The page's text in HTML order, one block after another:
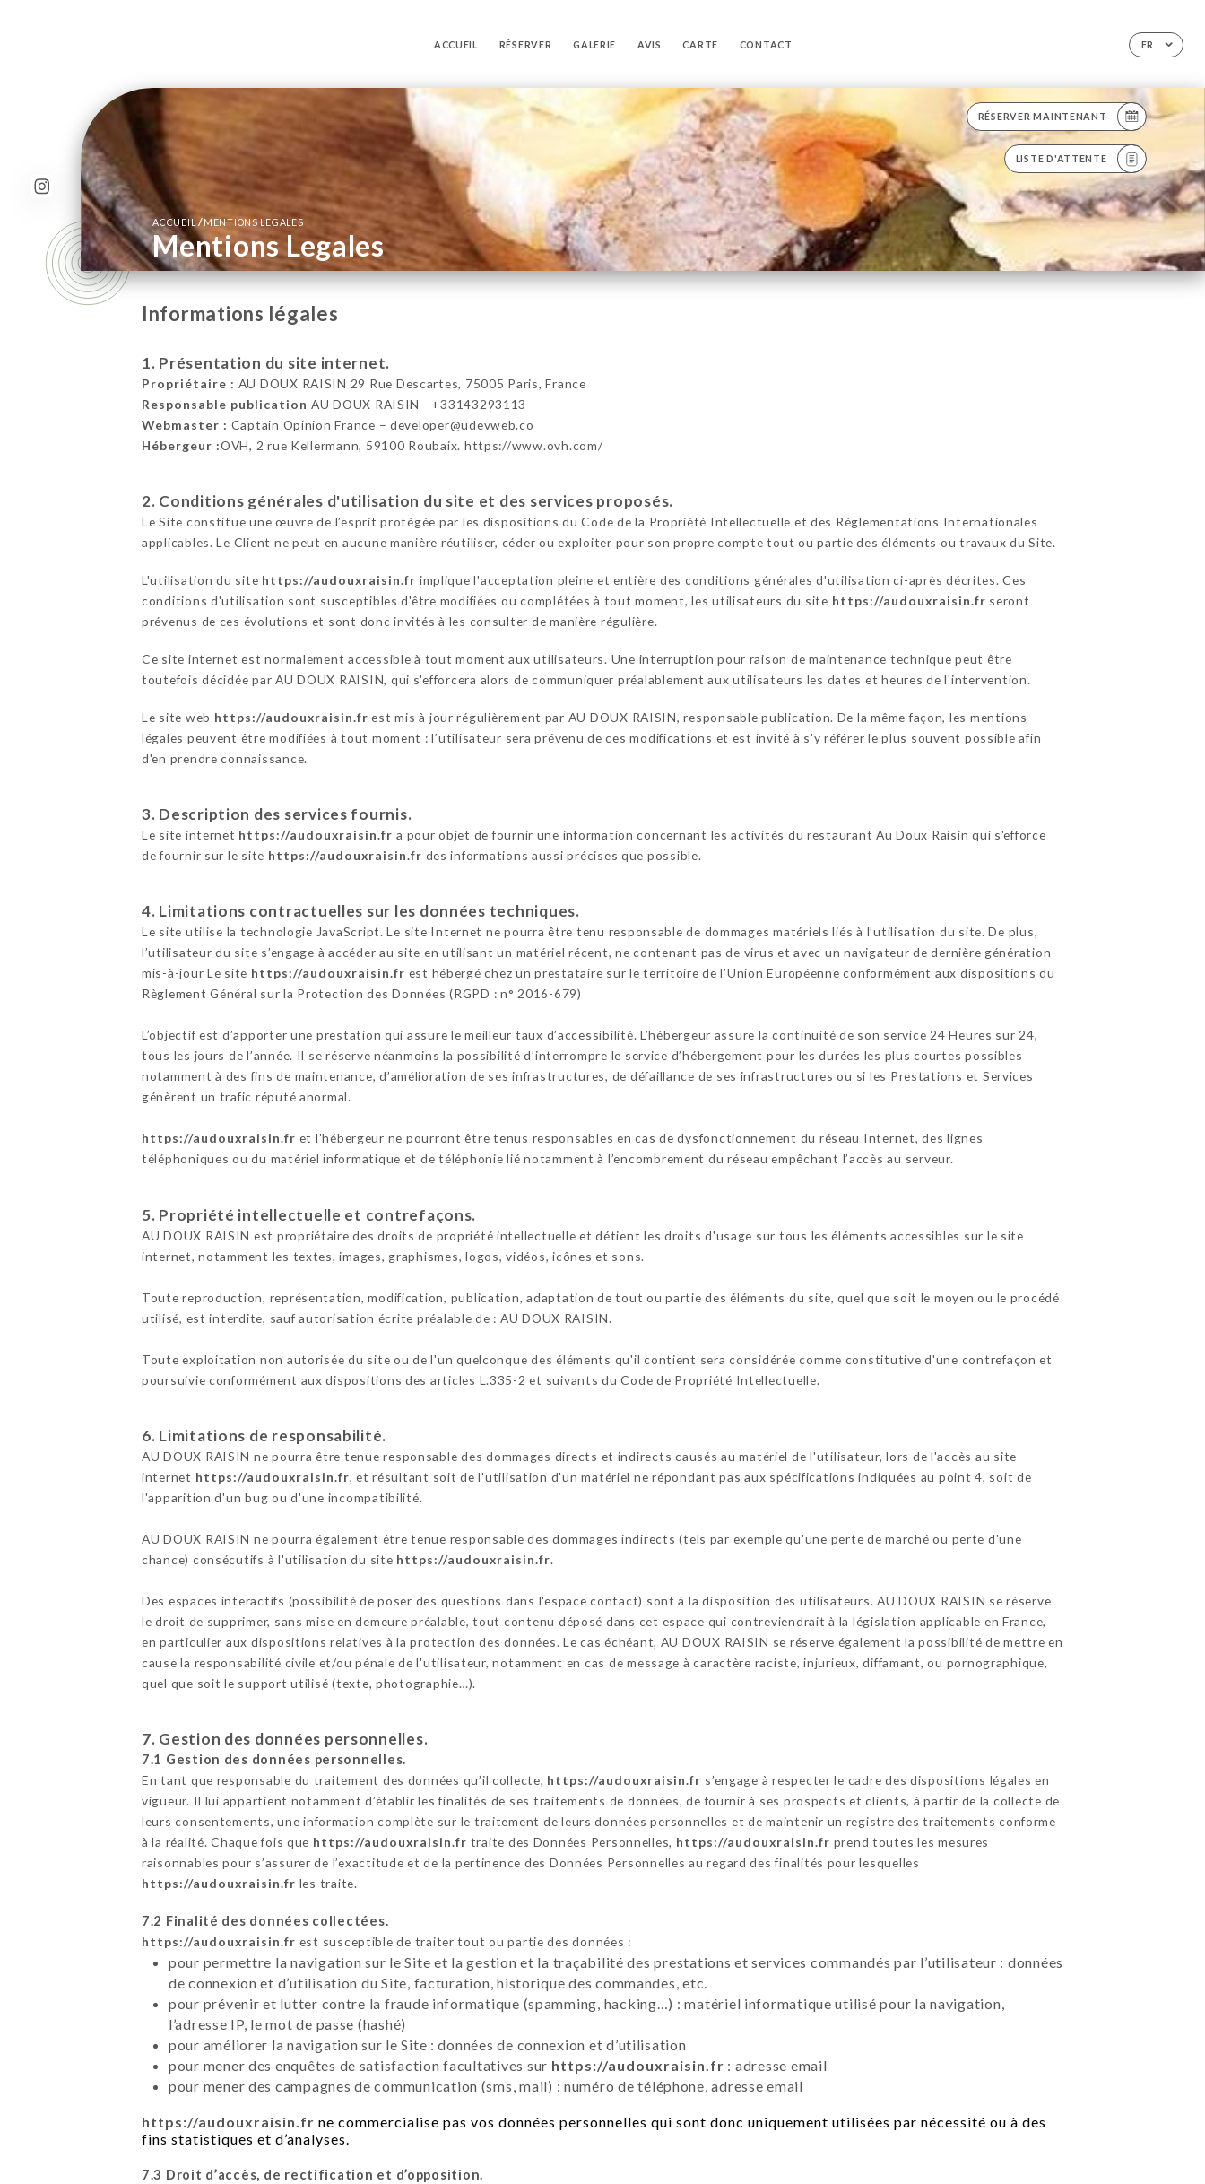
FR
ACCUEIL RÉSERVER GALERIE AVIS CARTE CONTACT
RÉSERVER MAINTENANT
LISTE D'ATTENTE
ACCUEIL/ MENTIONS LEGALES
Mentions Legales
Informations légales
1. Présentation du site internet.
Propriétaire : AU DOUX RAISIN 29 Rue Descartes, 75005 Paris, France
Responsable publication AU DOUX RAISIN - +33143293113
Webmaster : Captain Opinion France – developer@udevweb.co
Hébergeur :OVH, 2 rue Kellermann, 59100 Roubaix. https://www.ovh.com/
2. Conditions générales d'utilisation du site et des services proposés.
Le Site constitue une œuvre de l’esprit protégée par les dispositions du Code de la Propriété Intellectuelle et des Réglementations Internationales
applicables. Le Client ne peut en aucune manière réutiliser, céder ou exploiter pour son propre compte tout ou partie des éléments ou travaux du Site.
L'utilisation du site https://audouxraisin.fr implique l'acceptation pleine et entière des conditions générales d'utilisation ci-après décrites. Ces
conditions d'utilisation sont susceptibles d'être modifiées ou complétées à tout moment, les utilisateurs du site https://audouxraisin.fr seront
prévenus de ces évolutions et sont donc invités à les consulter de manière régulière.
Ce site internet est normalement accessible à tout moment aux utilisateurs. Une interruption pour raison de maintenance technique peut être
toutefois décidée par AU DOUX RAISIN, qui s'efforcera alors de communiquer préalablement aux utilisateurs les dates et heures de l'intervention.
Le site web https://audouxraisin.fr est mis à jour régulièrement par AU DOUX RAISIN, responsable publication. De la même façon, les mentions
légales peuvent être modifiées à tout moment : l’utilisateur sera prévenu de ces modifications et est invité à s'y référer le plus souvent possible afin
d'en prendre connaissance.
3. Description des services fournis.
Le site internet https://audouxraisin.fr a pour objet de fournir une information concernant les activités du restaurant Au Doux Raisin qui s'efforce
de fournir sur le site https://audouxraisin.fr des informations aussi précises que possible.
4. Limitations contractuelles sur les données techniques.
Le site utilise la technologie JavaScript. Le site Internet ne pourra être tenu responsable de dommages matériels liés à l’utilisation du site. De plus,
l’utilisateur du site s’engage à accéder au site en utilisant un matériel récent, ne contenant pas de virus et avec un navigateur de dernière génération
mis-à-jour Le site https://audouxraisin.fr est hébergé chez un prestataire sur le territoire de l’Union Européenne conformément aux dispositions du
Règlement Général sur la Protection des Données (RGPD : n° 2016-679)
L’objectif est d’apporter une prestation qui assure le meilleur taux d’accessibilité. L’hébergeur assure la continuité de son service 24 Heures sur 24,
tous les jours de l’année. Il se réserve néanmoins la possibilité d’interrompre le service d’hébergement pour les durées les plus courtes possibles
notamment à des fins de maintenance, d’amélioration de ses infrastructures, de défaillance de ses infrastructures ou si les Prestations et Services
génèrent un trafic réputé anormal.
https://audouxraisin.fr et l’hébergeur ne pourront être tenus responsables en cas de dysfonctionnement du réseau Internet, des lignes
téléphoniques ou du matériel informatique et de téléphonie lié notamment à l’encombrement du réseau empêchant l’accès au serveur.
5. Propriété intellectuelle et contrefaçons.
AU DOUX RAISIN est propriétaire des droits de propriété intellectuelle et détient les droits d'usage sur tous les éléments accessibles sur le site
internet, notamment les textes, images, graphismes, logos, vidéos, icônes et sons.
Toute reproduction, représentation, modification, publication, adaptation de tout ou partie des éléments du site, quel que soit le moyen ou le procédé
utilisé, est interdite, sauf autorisation écrite préalable de : AU DOUX RAISIN.
Toute exploitation non autorisée du site ou de l'un quelconque des éléments qu'il contient sera considérée comme constitutive d'une contrefaçon et
poursuivie conformément aux dispositions des articles L.335-2 et suivants du Code de Propriété Intellectuelle.
6. Limitations de responsabilité.
AU DOUX RAISIN ne pourra être tenue responsable des dommages directs et indirects causés au matériel de l'utilisateur, lors de l'accès au site
internet https://audouxraisin.fr, et résultant soit de l'utilisation d'un matériel ne répondant pas aux spécifications indiquées au point 4, soit de
l'apparition d'un bug ou d'une incompatibilité.
AU DOUX RAISIN ne pourra également être tenue responsable des dommages indirects (tels par exemple qu'une perte de marché ou perte d'une
chance) consécutifs à l'utilisation du site https://audouxraisin.fr.
Des espaces interactifs (possibilité de poser des questions dans l'espace contact) sont à la disposition des utilisateurs. AU DOUX RAISIN se réserve
le droit de supprimer, sans mise en demeure préalable, tout contenu déposé dans cet espace qui contreviendrait à la législation applicable en France,
en particulier aux dispositions relatives à la protection des données. Le cas échéant, AU DOUX RAISIN se réserve également la possibilité de mettre en
cause la responsabilité civile et/ou pénale de l'utilisateur, notamment en cas de message à caractère raciste, injurieux, diffamant, ou pornographique,
quel que soit le support utilisé (texte, photographie…).
7. Gestion des données personnelles.
7.1 Gestion des données personnelles.
En tant que responsable du traitement des données qu’il collecte, https://audouxraisin.fr s’engage à respecter le cadre des dispositions légales en
vigueur. Il lui appartient notamment d’établir les finalités de ses traitements de données, de fournir à ses prospects et clients, à partir de la collecte de
leurs consentements, une information complète sur le traitement de leurs données personnelles et de maintenir un registre des traitements conforme
à la réalité. Chaque fois que https://audouxraisin.fr traite des Données Personnelles, https://audouxraisin.fr prend toutes les mesures
raisonnables pour s’assurer de l’exactitude et de la pertinence des Données Personnelles au regard des finalités pour lesquelles
https://audouxraisin.fr les traite.
7.2 Finalité des données collectées.
https://audouxraisin.fr est susceptible de traiter tout ou partie des données :
pour permettre la navigation sur le Site et la gestion et la traçabilité des prestations et services commandés par l’utilisateur : données
de connexion et d’utilisation du Site, facturation, historique des commandes, etc.
pour prévenir et lutter contre la fraude informatique (spamming, hacking…) : matériel informatique utilisé pour la navigation,
l’adresse IP, le mot de passe (hashé)
pour améliorer la navigation sur le Site : données de connexion et d’utilisation
pour mener des enquêtes de satisfaction facultatives sur https://audouxraisin.fr : adresse email
pour mener des campagnes de communication (sms, mail) : numéro de téléphone, adresse email
https://audouxraisin.fr ne commercialise pas vos données personnelles qui sont donc uniquement utilisées par nécessité ou à des
fins statistiques et d’analyses.
7.3 Droit d’accès, de rectification et d’opposition.